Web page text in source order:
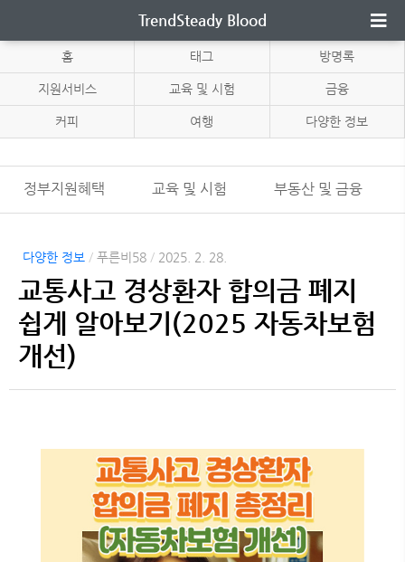
TrendSteady Blood
홈 태그 방명록
지원서비스 교육 및 시험 금융
커피 여행 다양한 정보
정부지원혜택 교육 및 시험 부동산 및 금융
다양한 정보 / 푸른비58 / 2025. 2. 28.
교통사고 경상환자 합의금 폐지
쉽게 알아보기(2025 자동차보험
개선)